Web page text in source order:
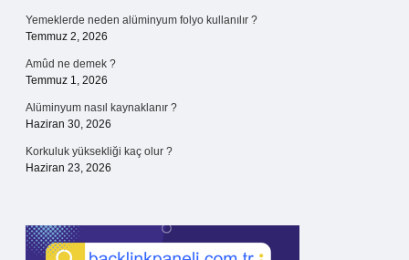
Yemeklerde neden alüminyum folyo kullanılır ?
Temmuz 2, 2026
Amûd ne demek ?
Temmuz 1, 2026
Alüminyum nasıl kaynaklanır ?
Haziran 30, 2026
Korkuluk yüksekliği kaç olur ?
Haziran 23, 2026